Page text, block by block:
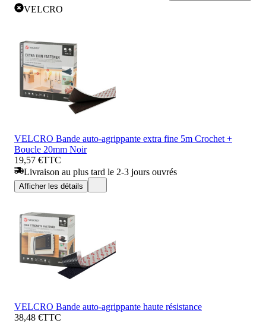
VELCRO
VELCRO Bande auto-agrippante extra fine 5m Crochet +
Boucle 20mm Noir
19,57 €TTC
Livraison au plus tard le 2-3 jours ouvrés
Afficher les détails
VELCRO Bande auto-agrippante haute résistance
38,48 €TTC